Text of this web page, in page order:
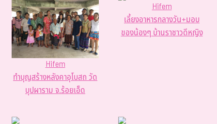
Hifem
ทำบุญสร้างหลังคาอุโบสถ วัด
บุปผาราม จ.ร้อยเอ็ด
Hifem
เลี้ยงอาหารกลางวัน+มอบ
ของน้องๆ บ้านราชาวดีหญิง